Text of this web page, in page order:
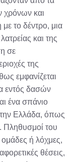
χρόνων και
το δέντρο, μια
και της
σε
της
εμφανίζεται
εντός δασών
ένα σπάνιο
Ελλάδα, όπως
Πληθυσμοί του
ή λόχμες,
θέσεις,